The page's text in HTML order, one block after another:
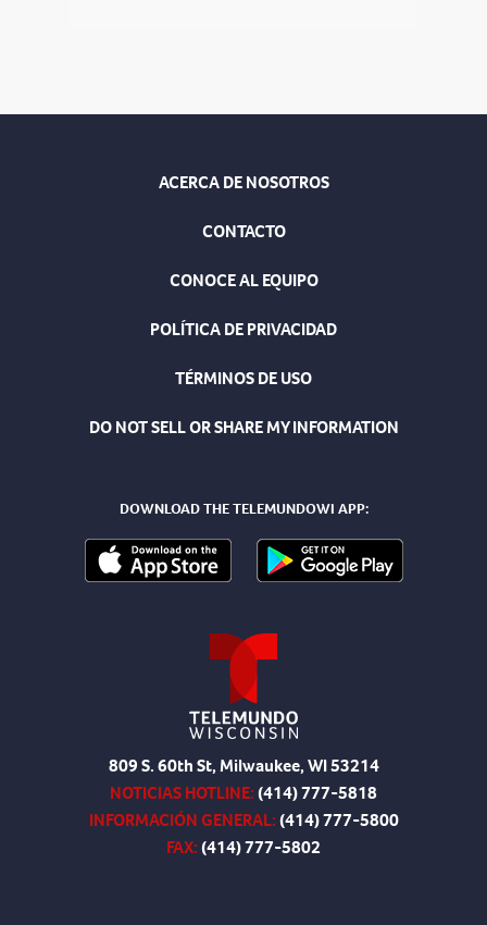
ACERCA DE NOSOTROS
CONTACTO
CONOCE AL EQUIPO
POLÍTICA DE PRIVACIDAD
TÉRMINOS DE USO
DO NOT SELL OR SHARE MY INFORMATION
DOWNLOAD THE TELEMUNDOWI APP:
809 S. 60th St, Milwaukee, WI 53214
NOTICIAS HOTLINE:(414) 777-5818
INFORMACIÓN GENERAL:(414) 777-5800
FAX:(414) 777-5802